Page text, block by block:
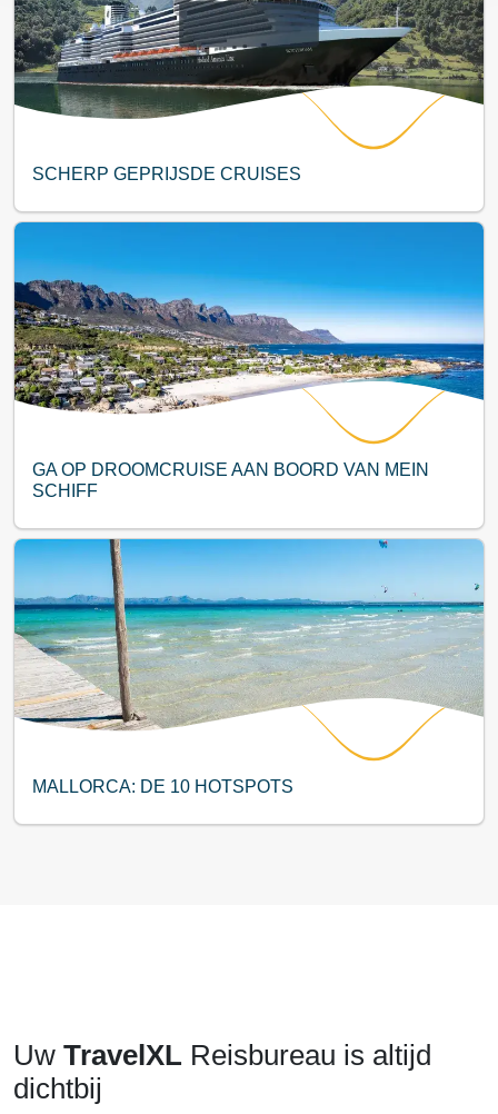
SCHERP GEPRIJSDE CRUISES
GA OP DROOMCRUISE AAN BOORD VAN MEIN
SCHIFF
MALLORCA: DE 10 HOTSPOTS
Uw TravelXL Reisbureau is altijd
dichtbij